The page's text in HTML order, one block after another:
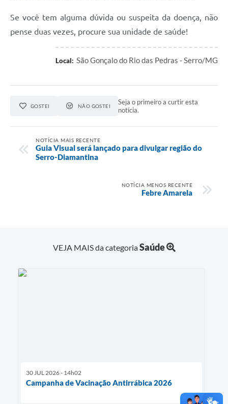
Se você tem alguma dúvida ou suspeita da doença, não
pense duas vezes, procure sua unidade de saúde!
Local: São Gonçalo do Rio das Pedras - Serro/MG
GOSTEI NÃO GOSTEI
Seja o primeiro a curtir esta
notícia.
NOTÍCIA MAIS RECENTE
Guia Visual será lançado para divulgar região do
Serro-Diamantina
NOTÍCIA MENOS RECENTE
Febre Amarela
VEJA MAIS da categoriaSaúde
30 JUL 2026 - 14h02
Campanha de Vacinação Antirrábica 2026